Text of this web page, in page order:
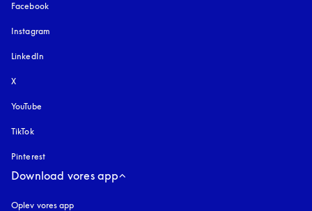
Facebook
Instagram
LinkedIn
X
YouTube
TikTok
Pinterest
Download vores app
Oplev vores app